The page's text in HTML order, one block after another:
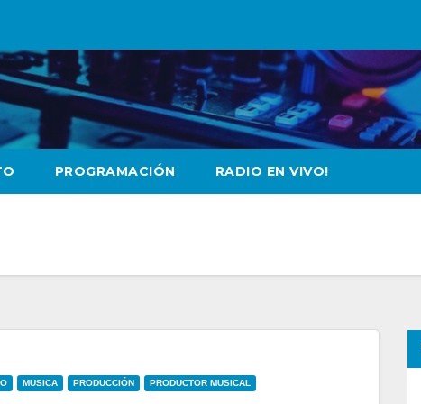
PROGRAMACIÓN RADIO EN VIVO!
MUSICA PRODUCCIÓN PRODUCTOR MUSICAL